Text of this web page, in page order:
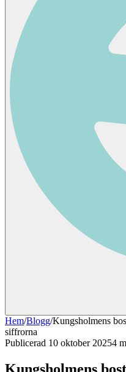
Hem/Blogg/Kungsholmens
siffrorna
Publicerad 10 oktober 20254